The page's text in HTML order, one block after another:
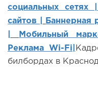
социальных сетях
сайтов
Баннерная
Мобильный
Реклама Wi-Fi|
билбордах в